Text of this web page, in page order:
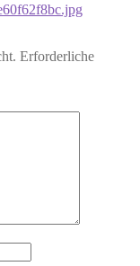
Erforderliche